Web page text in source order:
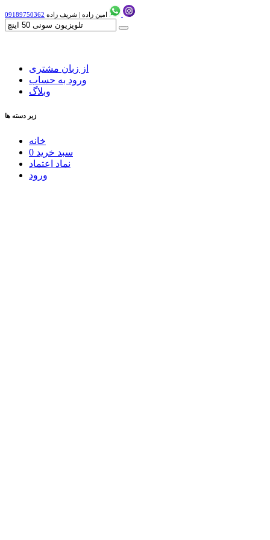
09189750362 امین زاده | شریف زاده
از زبان مشتری
ورود به حساب
وبلاگ
زیر دسته ها
خانه
0 سبد خرید
نماد اعتماد
ورود